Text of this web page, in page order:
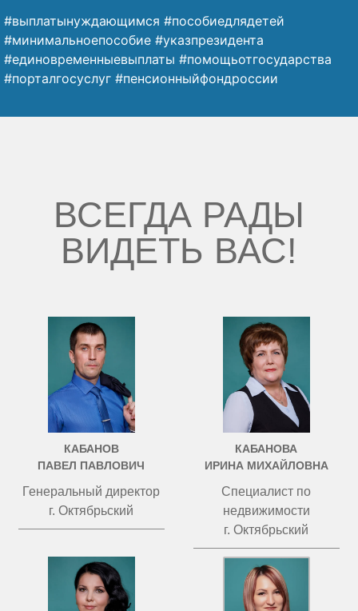
#выплатынуждающимся #пособиедлядетей
#минимальноепособие #указпрезидента
#единовременныевыплаты #помощьотгосударства
#порталгосуслуг #пенсионныйфондроссии
ВСЕГДА РАДЫ
ВИДЕТЬ ВАС!
КАБАНОВ
ПАВЕЛ ПАВЛОВИЧ
Генеральный директор
г. Октябрьский
КАБАНОВА
ИРИНА МИХАЙЛОВНА
Специалист по
недвижимости
г. Октябрьский